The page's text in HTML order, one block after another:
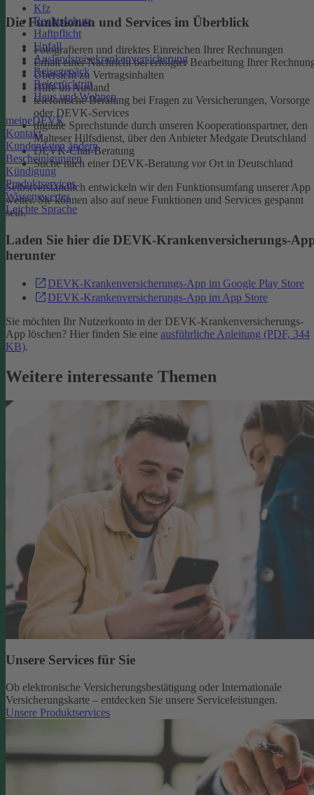
Kfz
Rechtsschutz
Haftpflicht
Unfall
Auslandsreisekrankenversicherung
Reisegepäck
Reiserücktritt
Haus und Wohnen
meineDEVK
Kontakt
Kundendaten ändern
Bescheinigungen
Kündigung
Produktservices
Wissenswertes
Leichte Sprache
Die Funktionen und Services im Überblick
Fotografieren und direktes Einreichen Ihrer Rechnungen
Erhalt einer Nachricht bei erfolgter Bearbeitung Ihrer
Übersicht zu Vertragsinhalten
Hilfe im Ausland
telefonische Beratung bei Fragen zu Versicherungen, Vorsorge
oder DEVK-Services
digitale Sprechstunde durch unseren Kooperationspartner, den
Malteser Hilfsdienst, über den Anbieter Medgate Deutschland
DEVK-Chat-Beratung
Suche nach einer DEVK-Beratung vor Ort in Deutschland
Selbstverständlich entwickeln wir den Funktionsumfang unserer App
weiter. Sie können also auf neue Funktionen und Services gespannt
sein.
Laden Sie hier die DEVK-Krankenversicherungs-
herunter
DEVK-Krankenversicherungs-App im Google Play Store
DEVK-Krankenversicherungs-App im App Store
Sie möchten Ihr Nutzerkonto in der DEVK-Krankenversicherungs-
App löschen? Hier finden Sie eine ausführliche Anleitung (PDF, 344
KB).
Weitere interessante Themen
Unsere Services für Sie
Ob elektronische Versicherungsbestätigung oder Internationale
Versicherungskarte – entdecken Sie unsere Serviceleistungen.
Unsere Produktservices